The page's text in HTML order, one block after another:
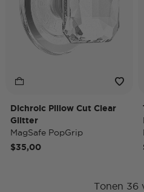
Dichroic Pillow Cut Clear
Glitter
MagSafe PopGrip
$35,00
Tonen 36